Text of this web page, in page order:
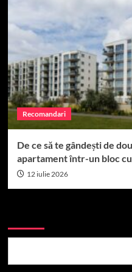
Recomandari
De ce să te gândești de
apartament într-un bloc
12 iulie 2026